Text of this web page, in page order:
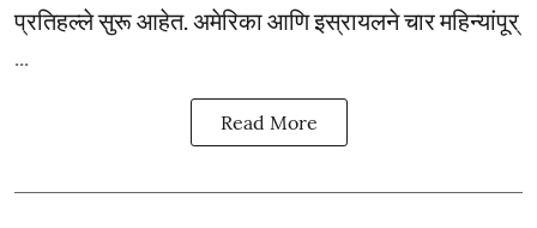
प्रतिहल्ले सुरू आहेत. अमेरिका आणि इस्रायलने चार महिन्यांपूर्
...
Read More